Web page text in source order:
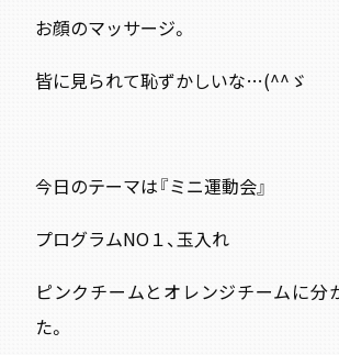
お顔のマッサージ。
皆に見られて恥ずかしいな…(^^ゞ
今日のテーマは『ミニ運動会』
プログラムNO１、玉入れ
ピンクチームとオレンジチームに分
た。